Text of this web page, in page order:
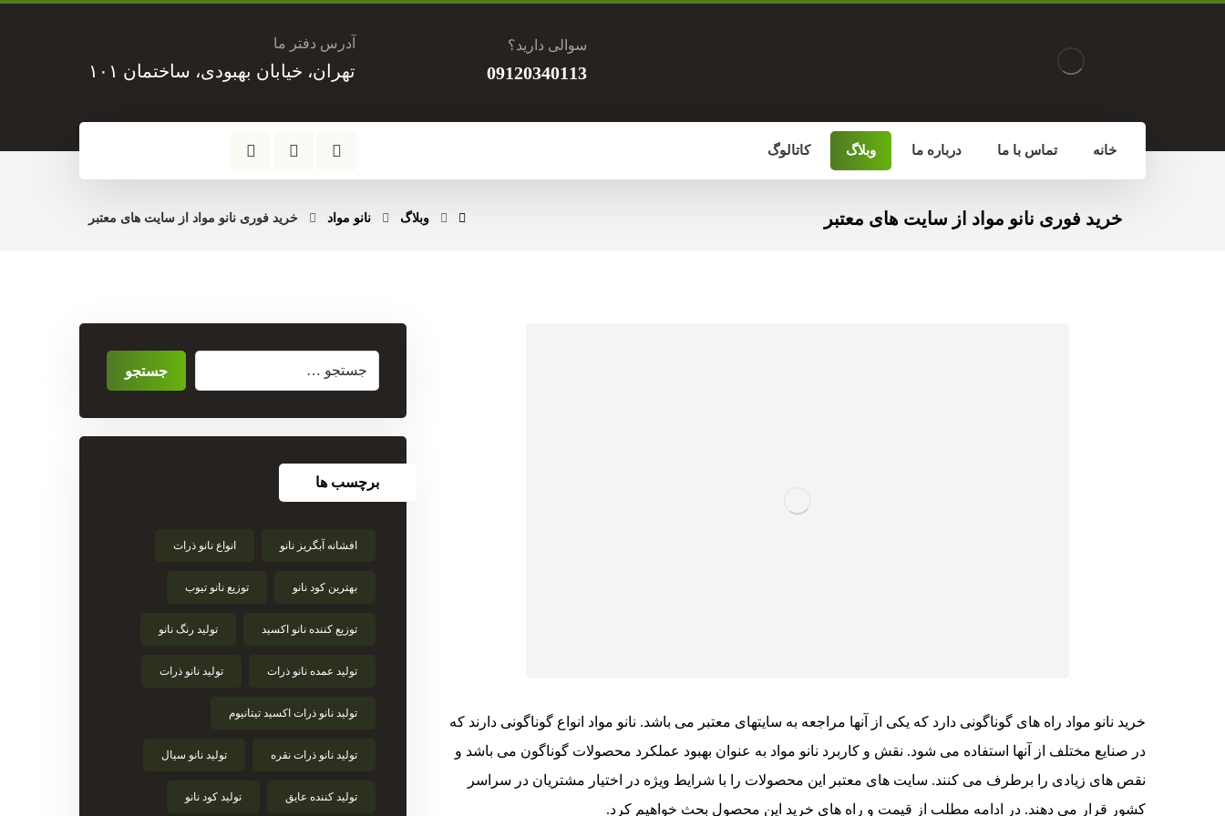
آدرس دفتر ما
تهران، خیابان بهبودی، ساختمان ۱۰۱
سوالی دارید؟
09120340113
خانه تماس با ما درباره ما وبلاگ کاتالوگ
خرید فوری نانو مواد از سایت های معتبر وبلاگ نانو مواد خرید فوری نانو مواد از سایت های معتبر
خرید نانو مواد راه های گوناگونی دارد که یکی از آنها مراجعه به سایتهای معتبر می باشد. نانو مواد انواع گوناگونی دارند که
در صنایع مختلف از آنها استفاده می شود. نقش و کاربرد نانو مواد به عنوان بهبود عملکرد محصولات گوناگون می باشد و
نقص های زیادی را برطرف می کنند. سایت های معتبر این محصولات را با شرایط ویژه در اختیار مشتریان در سراسر
کشور قرار می دهند. در ادامه مطلب از قیمت و راه های خرید این محصول بحث خواهیم کرد.
برچسب ها
افشانه آبگریز نانو انواع نانو ذرات
بهترین کود نانو توزیع نانو تیوب
توزیع کننده نانو اکسید تولید رنگ نانو
تولید عمده نانو ذرات تولید نانو ذرات
تولید نانو ذرات اکسید تیتانیوم
تولید نانو ذرات نقره تولید نانو سیال
تولید کننده عایق تولید کود نانو